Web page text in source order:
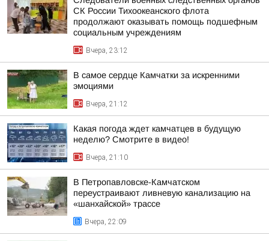
СК России Тихоокеанского флота
продолжают оказывать помощь подшефным
социальным учреждениям
Вчера, 23:12
В самое сердце Камчатки за искренними
эмоциями
Вчера, 21:12
Какая погода ждет камчатцев в будущую
неделю? Cмотрите в видео!
Вчера, 21:10
В Петропавловске-Камчатском
переустраивают ливневую канализацию на
«шанхайской» трассе
Вчера, 22:09